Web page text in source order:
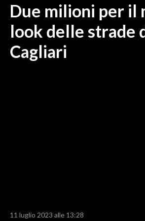
ITALIA
MONDO
POLITICA
Due milioni per il
look delle strade
Cagliari
11 luglio 2023 alle 13:28